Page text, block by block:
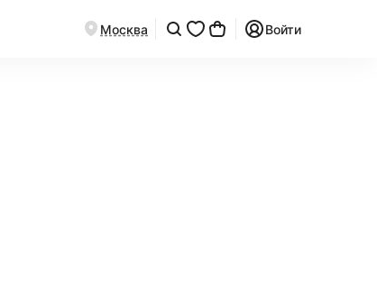
Москва Войти